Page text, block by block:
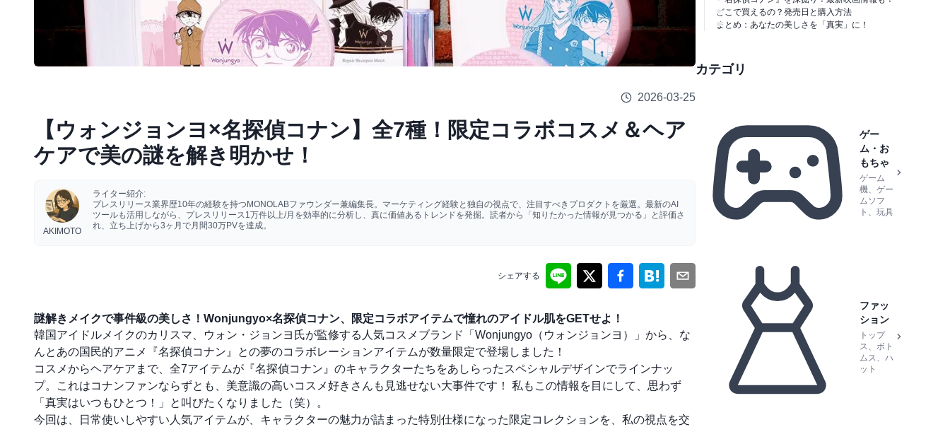
2026-03-25
【ウォンジョンヨ×名探偵コナン】全7種！限定コラボコスメ＆ヘア
ケアで美の謎を解き明かせ！
AKIMOTO
ライター紹介:
プレスリリース業界歴10年の経験を持つMONOLABファウンダー兼編集長。マーケティング経験と独自の視点で、注目すべきプロダクトを厳選。最新のAI
ツールも活用しながら、プレスリリース1万件以上/月を効率的に分析し、真に価値あるトレンドを発掘。読者から「知りたかった情報が見つかる」と評価さ
れ、立ち上げから3ヶ月で月間30万PVを達成。
シェアする
謎解きメイクで事件級の美しさ！Wonjungyo×名探偵コナン、限定コラボアイテムで憧れのアイドル肌をGETせよ！
韓国アイドルメイクのカリスマ、ウォン・ジョンヨ氏が監修する人気コスメブランド「Wonjungyo（ウォンジョンヨ）」から、な
んとあの国民的アニメ『名探偵コナン』との夢のコラボレーションアイテムが数量限定で登場しました！
コスメからヘアケアまで、全7アイテムが『名探偵コナン』のキャラクターたちをあしらったスペシャルデザインでラインナッ
プ。これはコナンファンならずとも、美意識の高いコスメ好きさんも見逃せない大事件です！ 私もこの情報を目にして、思わず
「真実はいつもひとつ！」と叫びたくなりました（笑）。
今回は、日常使いしやすい人気アイテムが、キャラクターの魅力が詰まった特別仕様になった限定コレクションを、私の視点を交
どこで買えるの？発売日と購入方法
まとめ：あなたの美しさを「真実」に！
カテゴリ
ゲー
ム・お
もちゃ
ゲーム
機、ゲー
ムソフ
ト、玩具
ファッ
ション
トップ
ス、ボト
ムス、ハ
ット